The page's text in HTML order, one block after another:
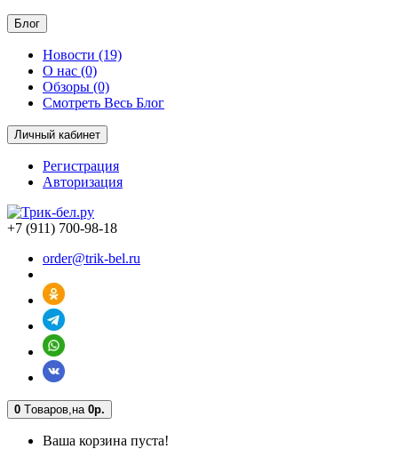
Блог
Новости (19)
О нас (0)
Обзоры (0)
Смотреть Весь Блог
Личный кабинет
Регистрация
Авторизация
+7 (911) 700-98-18
order@trik-bel.ru
0 Tоваров,на 0р.
Ваша корзина пуста!